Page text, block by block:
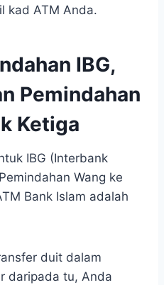
kad ATM Anda.
IBG,
Pemindahan
Ketiga
IBG (Interbank
Wang ke
Bank Islam adalah
duit dalam
daripada tu, Anda